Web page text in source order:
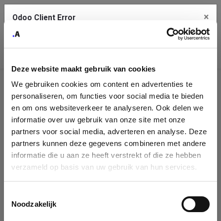
Deze website maakt gebruik van cookies
We gebruiken cookies om content en advertenties te
personaliseren, om functies voor social media te bieden
en om ons websiteverkeer te analyseren. Ook delen we
informatie over uw gebruik van onze site met onze
partners voor social media, adverteren en analyse. Deze
partners kunnen deze gegevens combineren met andere
informatie die u aan ze heeft verstrekt of die ze hebben
verzameld op basis van uw gebruik van hun services.
Noodzakelijk
Company
Identification
Please fill in your company details
You can search a company in our database by name, VAT or
enterprise ID. When a company is selected it will auto-complete the
form. If you don't find your company in our database, you can create
Odoo Client Error ×
service.
See details
Ok